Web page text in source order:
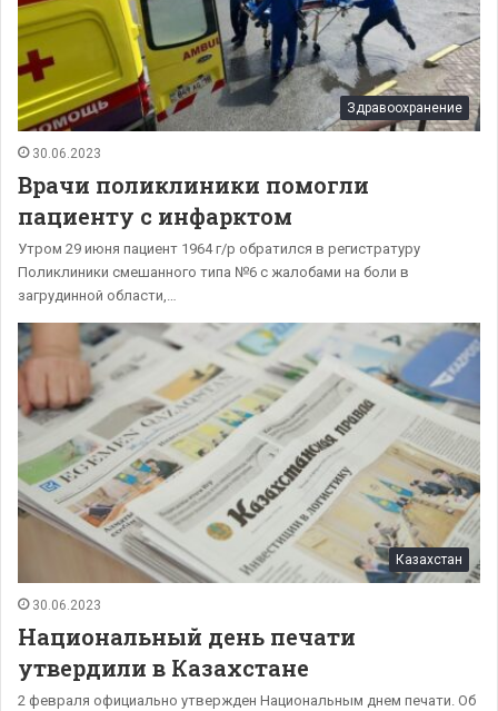
Здравоохранение
30.06.2023
Врачи поликлиники помогли
пациенту с инфарктом
Утром 29 июня пациент 1964 г/р обратился в регистратуру
Поликлиники смешанного типа №6 с жалобами на боли в
загрудинной области,…
Казахстан
30.06.2023
Национальный день печати
утвердили в Казахстане
2 февраля официально утвержден Национальным днем печати. Об